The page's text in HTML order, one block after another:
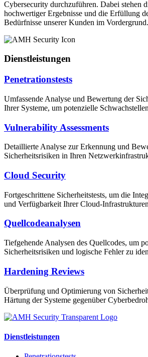
Cybersecurity durchzuführen. Dabei stehen
hochwertiger Ergebnisse und die Erfüllung
Bedürfnisse unserer Kunden im Vordergrund.
Dienstleistungen
Penetrationstests
Umfassende Analyse und Bewertung der
Ihrer Systeme, um potenzielle
Vulnerability Assessments
Detaillierte Analyse zur Erkennung und
Sicherheitsrisiken in Ihren
Cloud Security
Fortgeschrittene Sicherheitstests, um die
und Verfügbarkeit Ihrer Cloud-
Quellcodeanalysen
Tiefgehende Analysen des Quellcodes, um
Sicherheitsrisiken und logische Fehler zu
Hardening Reviews
Überprüfung und Optimierung von
Härtung der Systeme gegenüber
Dienstleistungen